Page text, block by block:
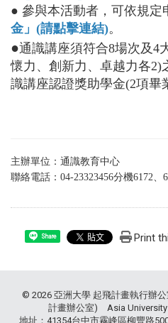
● 參與本活動者，可依規定
金」(請點擊連結)。
●通識講座須符合8場次及4
懷力、創新力、卓越力各2)
識講座認證獎助學金(2項畢
主辦單位：通識教育中心
聯絡電話：04-23323456分機6172、
Share Print
© 2026 亞洲大學 起飛計畫執行辦
計畫辦公室) Asia University
地址：41354台中市霧峰區柳豐路